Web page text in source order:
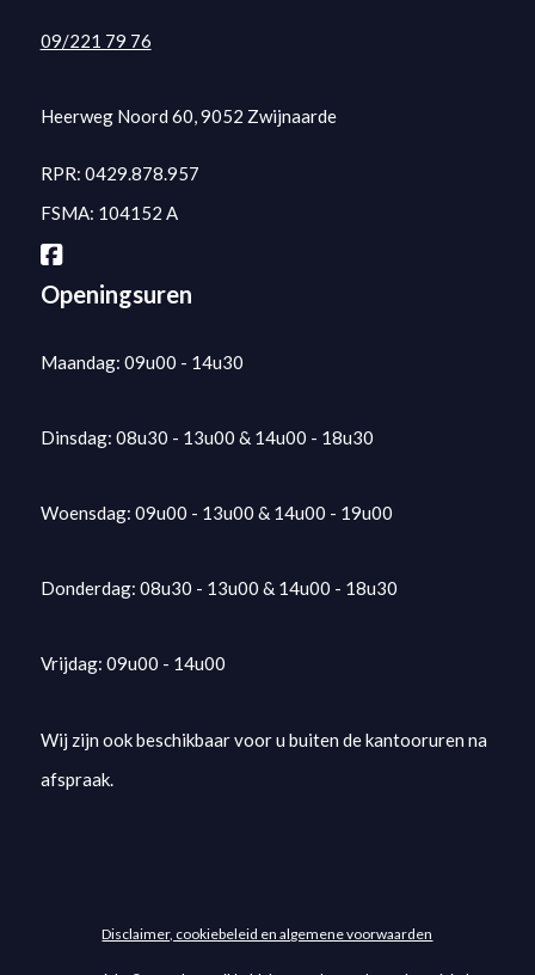
09/221 79 76
Heerweg Noord 60, 9052 Zwijnaarde
RPR: 0429.878.957
FSMA: 104152 A
Openingsuren
Maandag: 09u00 - 14u30
Dinsdag: 08u30 - 13u00 & 14u00 - 18u30
Woensdag: 09u00 - 13u00 & 14u00 - 19u00
Donderdag: 08u30 - 13u00 & 14u00 - 18u30
Vrijdag: 09u00 - 14u00
Wij zijn ook beschikbaar voor u buiten de kantooruren na
afspraak.
Disclaimer, cookiebeleid en algemene voorwaarden